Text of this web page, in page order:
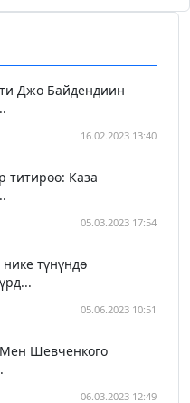
Джо Байдендиин
16.02.2023 13:40
титирөө: Каза
05.03.2023 17:54
түнүндө
05.06.2023 10:51
Мен Шевченкого
06.03.2023 12:49